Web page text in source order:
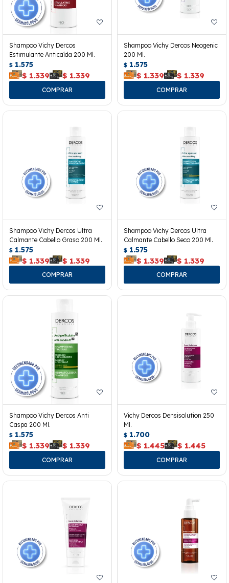
Shampoo Vichy Dercos
Estimulante Anticaída 200 Ml.
$ 1.575
$ 1.339 $ 1.339
Shampoo Vichy Dercos Neogenic
200 Ml.
$ 1.575
$ 1.339 $ 1.339
Shampoo Vichy Dercos Ultra
Calmante Cabello Graso 200 Ml.
$ 1.575
$ 1.339 $ 1.339
Shampoo Vichy Dercos Ultra
Calmante Cabello Seco 200 Ml.
$ 1.575
$ 1.339 $ 1.339
Shampoo Vichy Dercos Anti
Caspa 200 Ml.
$ 1.575
$ 1.339 $ 1.339
Vichy Dercos Densisolution 250
Ml.
$ 1.700
$ 1.445 $ 1.445